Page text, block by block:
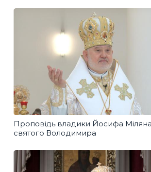
Проповідь владики Йосифа
святого Володимира